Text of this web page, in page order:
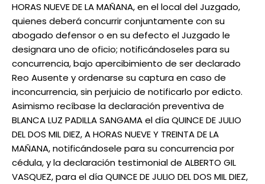
HORAS NUEVE DE LA MAÑANA, en el local del Juzgado,
quienes deberá concurrir conjuntamente con su
abogado defensor o en su defecto el Juzgado le
designara uno de oficio; notificándoseles para su
concurrencia, bajo apercibimiento de ser declarado
Reo Ausente y ordenarse su captura en caso de
inconcurrencia, sin perjuicio de notificarlo por edicto.
Asimismo recíbase la declaración preventiva de
BLANCA LUZ PADILLA SANGAMA el día QUINCE DE JULIO
DEL DOS MIL DIEZ, A HORAS NUEVE Y TREINTA DE LA
MAÑANA, notificándosele para su concurrencia por
cédula, y la declaración testimonial de ALBERTO GIL
VASQUEZ, para el día QUINCE DE JULIO DEL DOS MIL DIEZ,